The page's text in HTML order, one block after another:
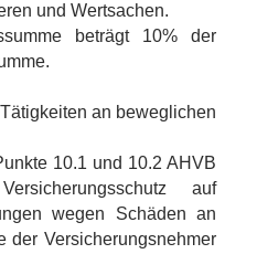
und Wertsachen.
beträgt 10% der
an beweglichen
10.1 und 10.2 AHVB
auf
wegen Schäden an
der Versicherungsnehmer